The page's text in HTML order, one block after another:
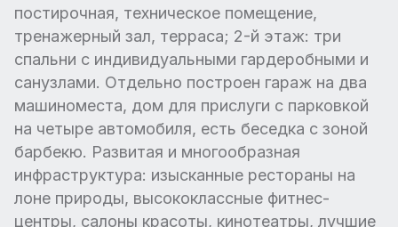
постирочная, техническое помещение,
тренажерный зал, терраса; 2-й этаж: три
спальни с индивидуальными гардеробными и
санузлами. Отдельно построен гараж на два
машиноместа, дом для прислуги с парковкой
на четыре автомобиля, есть беседка с зоной
барбекю. Развитая и многообразная
инфраструктура: изысканные рестораны на
лоне природы, высококлассные фитнес-
центры, салоны красоты, кинотеатры, лучшие